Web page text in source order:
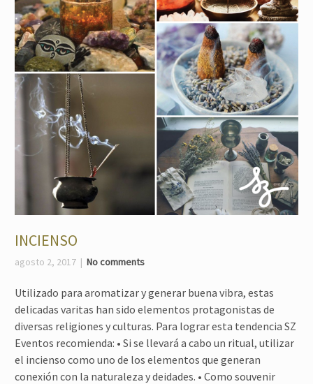
INCIENSO
agosto 2, 2017 No comments
Utilizado para aromatizar y generar buena vibra, estas
delicadas varitas han sido elementos protagonistas de
diversas religiones y culturas. Para lograr esta tendencia SZ
Eventos recomienda: • Si se llevará a cabo un ritual, utilizar
el incienso como uno de los elementos que generan
conexión con la naturaleza y deidades. • Como souvenir